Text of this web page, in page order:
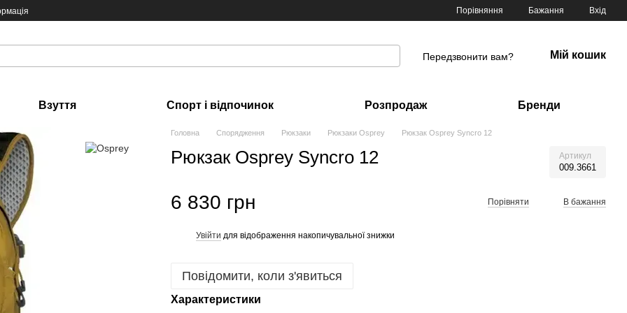
Порівняння Бажання Вхід
Передзвонити вам? Мій кошик
Взуття Спорт і відпочинок Розпродаж Бренди
Головна Спорядження Рюкзаки Рюкзаки Osprey Рюкзак Osprey Syncro 12
Рюкзак Osprey Syncro 12 Артикул
009.3661
6 830 грн Порівняти В бажання
Увійти для відображення накопичувальної знижки
Повідомити, коли з'явиться
Характеристики